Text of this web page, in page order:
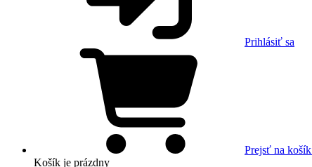
Prihlásiť sa
Prejsť na košík
Košík je prázdny